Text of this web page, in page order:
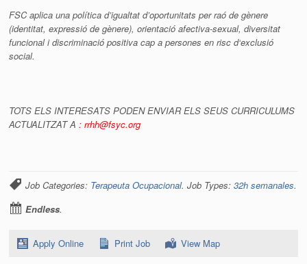
FSC aplica una política d’igualtat d’oportunitats per raó de gènere
(identitat, expressió de gènere), orientació afectiva-sexual, diversitat
funcional i discriminació positiva cap a persones en risc d‘exclusió
social.
TOTS ELS INTERESATS PODEN ENVIAR ELS SEUS CURRICULUMS
ACTUALITZAT A:rrhh@fsyc.org
Job Categories: Terapeuta Ocupacional. Job Types:32h semanales.
Endless.
Apply Online Print Job View Map